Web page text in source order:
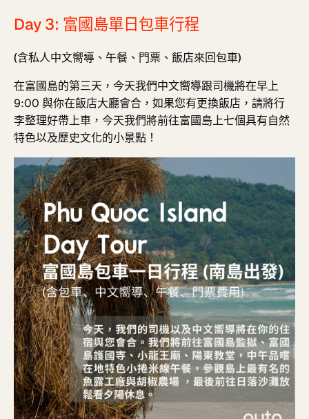
Day 3: 富國島單日包車行程
(含私人中文嚮導、午餐、門票、飯店來回包車)
在富國島的第三天，今天我們中文嚮導跟司機將在早上
9:00 與你在飯店大廳會合，如果您有更換飯店，請將行
李整理好帶上車，今天我們將前往富國島上七個具有自然
特色以及歷史文化的小景點！